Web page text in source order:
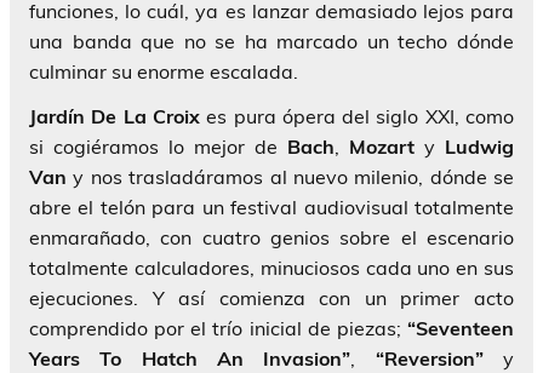
funciones, lo cuál, ya es lanzar demasiado lejos para
una banda que no se ha marcado un techo dónde
culminar su enorme escalada.
Jardín De La Croixes pura ópera del siglo XXI, como
si cogiéramos lo mejor de Bach, Mozart y Ludwig
Van y nos trasladáramos al nuevo milenio, dónde se
abre el telón para un festival audiovisual totalmente
enmarañado, con cuatro genios sobre el escenario
totalmente calculadores, minuciosos cada uno en sus
ejecuciones. Y así comienza con un primer acto
comprendido por el trío inicial de piezas; “Seventeen
Years To Hatch An Invasion”, “Reversion”y